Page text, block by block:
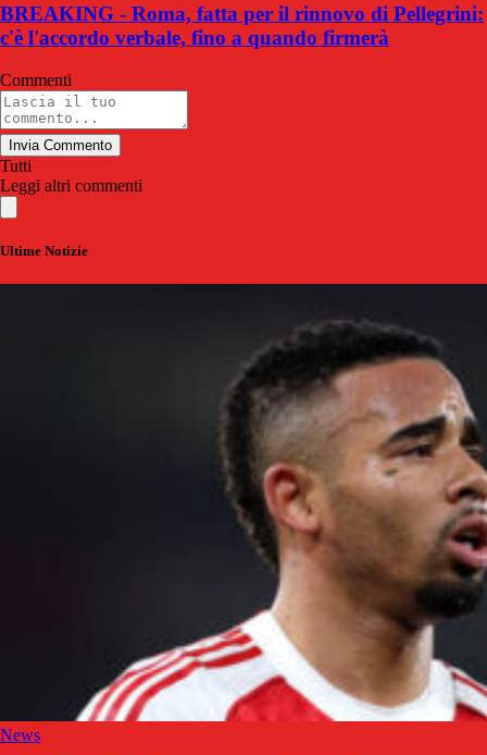
BREAKING - Roma, fatta per il rinnovo di Pellegrini:
c'è l'accordo verbale, fino a quando firmerà
Commenti
Invia Commento
Tutti
Leggi altri commenti
Ultime Notizie
News